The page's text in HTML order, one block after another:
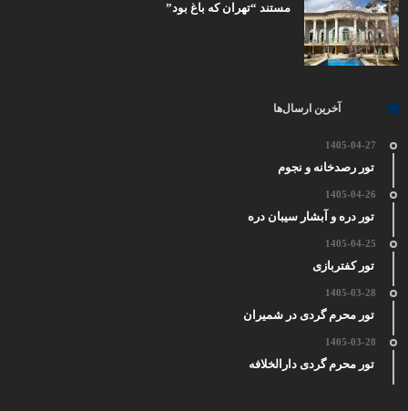
مستند “تهران که باغ بود”
آخرین ارسال‌ها
1405-04-27
تور رصدخانه و نجوم
1405-04-26
تور دره و آبشار سیبان دره
1405-04-25
تور کفتربازی
1405-03-28
تور محرم گردی در شمیران
1405-03-28
تور محرم گردی دارالخلافه